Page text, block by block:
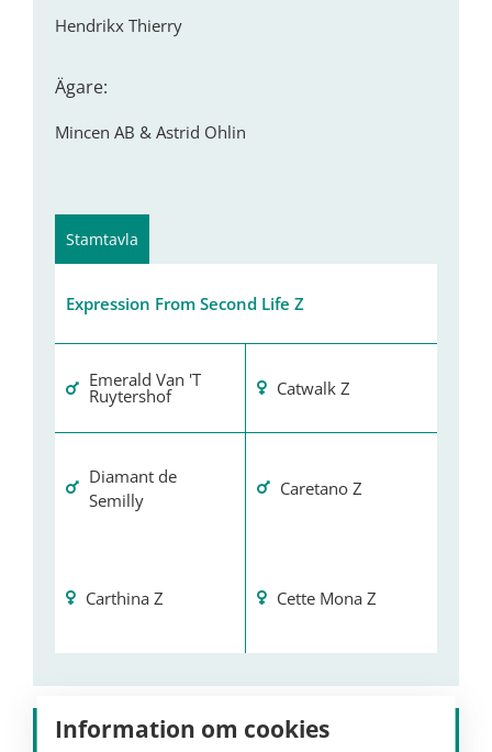
Hendrikx Thierry
Ägare:
Mincen AB & Astrid Ohlin
Stamtavla
Expression From Second Life Z
Emerald Van 'T
Ruytershof Catwalk Z
Diamant de
Semilly
Carthina Z
Caretano Z
Cette Mona Z
Information om cookies